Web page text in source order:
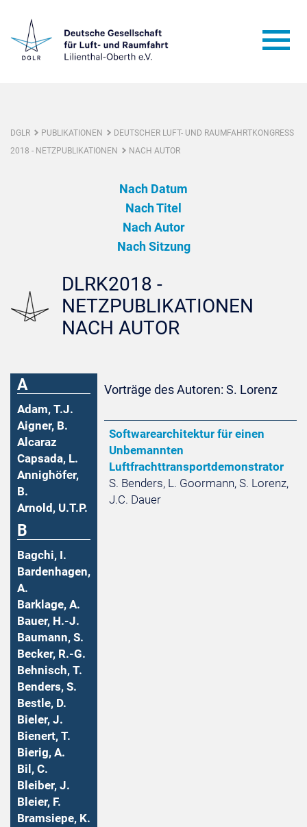
DGLR PUBLIKATIONEN
DEUTSCHER LUFT- UND RAUMFAHRTKONGRESS
2018 - NETZPUBLIKATIONEN
NACH AUTOR
Nach Datum
Nach Titel
Nach Autor
Nach Sitzung
DLRK2018 -
NETZPUBLIKATIONEN
NACH AUTOR
A
Adam, T.J.
Aigner, B.
Alcaraz
Capsada, L.
Annighöfer,
B.
Arnold, U.T.P.
B
Bagchi, I.
Bardenhagen,
A.
Barklage, A.
Bauer, H.-J.
Baumann, S.
Becker, R.-G.
Behnisch, T.
Benders, S.
Bestle, D.
Bieler, J.
Bienert, T.
Bierig, A.
Bil, C.
Bleiber, J.
Bleier, F.
Bramsiepe, K.
Vorträge des Autoren: S. Lorenz
Softwarearchitektur für einen
Unbemannten
Luftfrachttransportdemonstrator
S. Benders, L. Goormann, S. Lorenz,
J.C. Dauer